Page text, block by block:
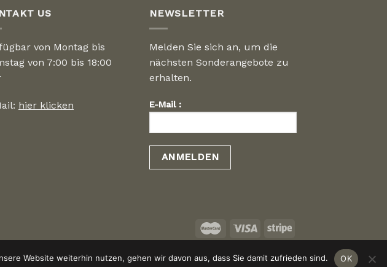
US
von Montag bis
von 7:00 bis 18:00
hier klicken
NEWSLETTER
Melden Sie sich an, um die
nächsten Sonderangebote zu
erhalten.
E-Mail :
Website weiterhin nutzen, gehen wir davon aus, dass Sie damit zufrieden sind. OK